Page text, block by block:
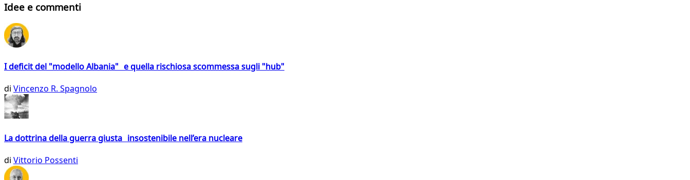
Idee e commenti
I deficit del "modello Albania" e quella rischiosa scommessa sugli "hub"
di Vincenzo R. Spagnolo
La dottrina della guerra giusta insostenibile nell’era nucleare
di Vittorio Possenti